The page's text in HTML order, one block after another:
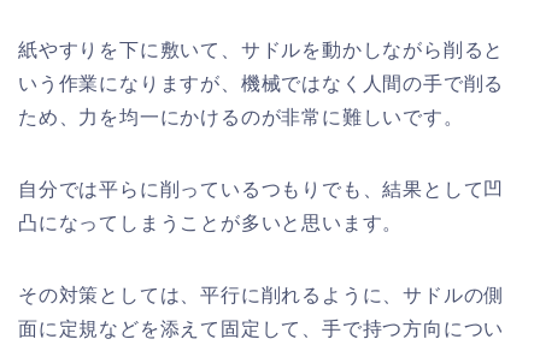
紙やすりを下に敷いて、サドルを動かしながら削ると
いう作業になりますが、機械ではなく人間の手で削る
ため、力を均一にかけるのが非常に難しいです。
自分では平らに削っているつもりでも、結果として凹
凸になってしまうことが多いと思います。
その対策としては、平行に削れるように、サドルの側
面に定規などを添えて固定して、手で持つ方向につい